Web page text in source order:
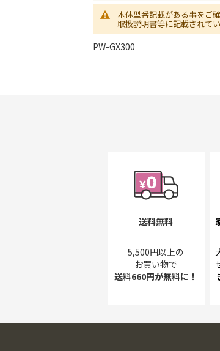
ャ
ラ
リ
ー
本体型番記載がある事をご
取扱説明書等に記載されて
PW-GX300
送料無料
5,500円以上の
お買い物で
送料660円が無料に！